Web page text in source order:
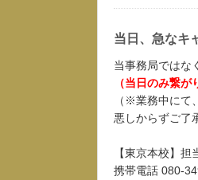
当日、急なキ
当事務局ではな
（当日のみ繋が
（※業務中にて
悪しからずご了
【東京本校】
携帯電話 080-